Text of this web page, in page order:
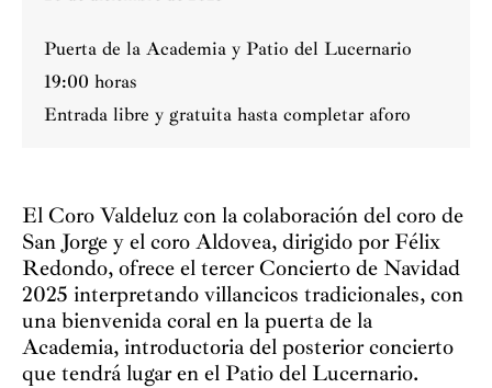
Puerta de la Academia y Patio del Lucernario
19:00 horas
Entrada libre y gratuita hasta completar aforo
El Coro Valdeluz con la colaboración del coro de
San Jorge y el coro Aldovea, dirigido por Félix
Redondo, ofrece el tercer Concierto de Navidad
2025 interpretando villancicos tradicionales, con
una bienvenida coral en la puerta de la
Academia, introductoria del posterior concierto
que tendrá lugar en el Patio del Lucernario.